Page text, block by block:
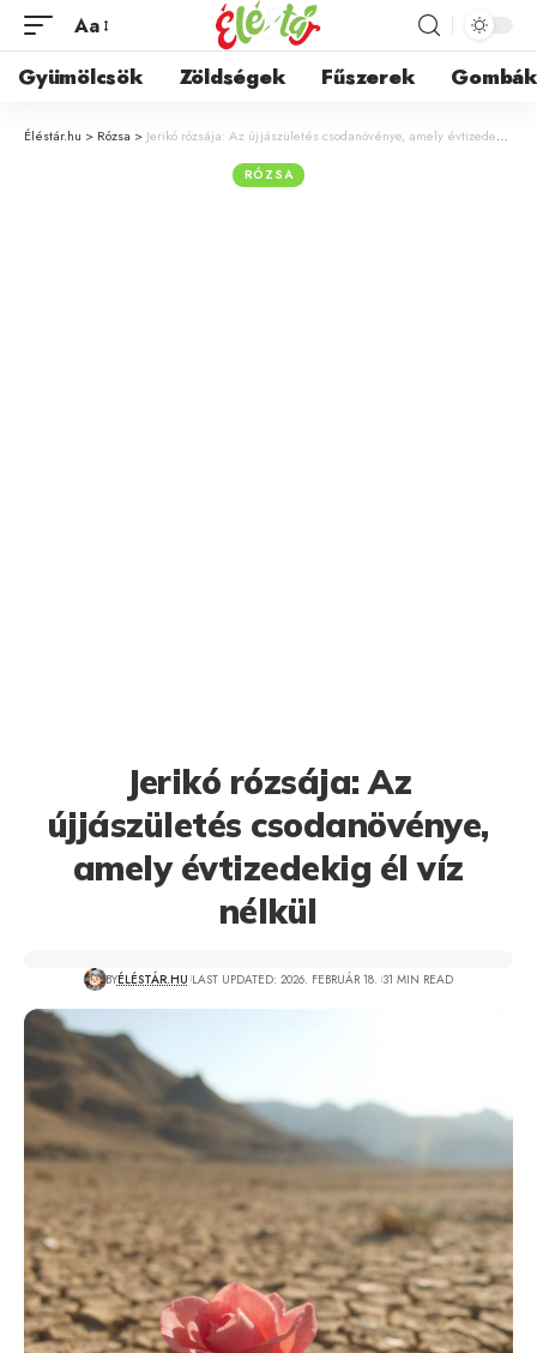
Aa
Gyümölcsök Zöldségek Fűszerek Gombák
Éléstár.hu > Rózsa > Jerikó rózsája: Az újjászületés csodanövénye, amely évtizedekig él víz nélkül
RÓZSA
Jerikó rózsája: Az
újjászületés csodanövénye,
amely évtizedekig él víz
nélkül
BYÉLÉSTÁR.HU LAST UPDATED: 2026. FEBRUÁR 18. 31 MIN READ